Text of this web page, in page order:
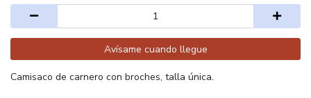
Avísame cuando llegue
Camisaco de carnero con broches, talla única.